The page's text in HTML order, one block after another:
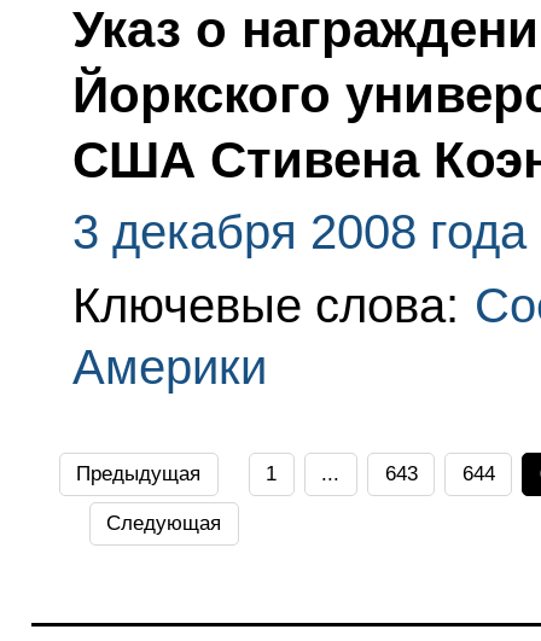
Указ о
Йоркского
США Стивена
3 декабря 2008 года
Ключевые слова:
Америки
Предыдущая 1 ... 643 644
Следующая